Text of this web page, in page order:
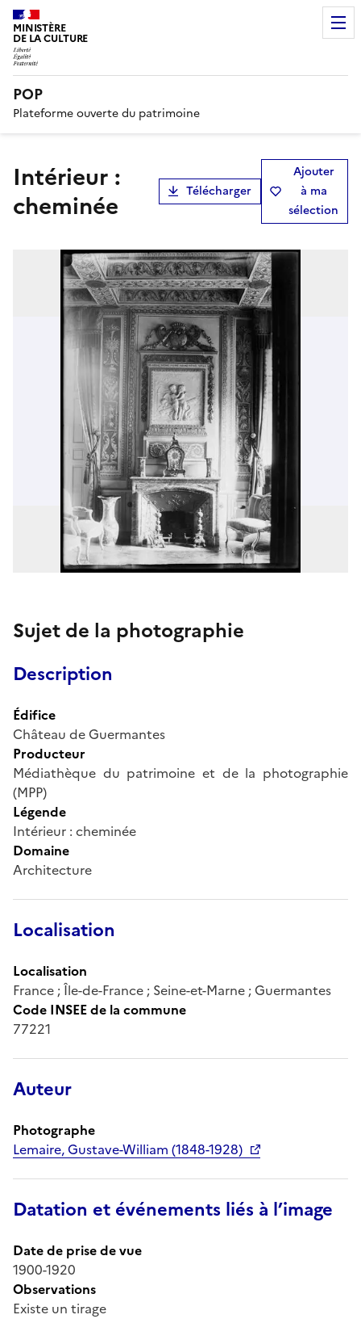
MINISTÈRE
DE LA CULTURE
POP
Plateforme ouverte du patrimoine
Intérieur :
cheminée
Télécharger
Ajouter
à ma
sélection
Sujet de la photographie
Description
Édifice
Château de Guermantes
Producteur
Médiathèque du patrimoine et de la photographie
(MPP)
Légende
Intérieur : cheminée
Domaine
Architecture
Localisation
Localisation
France ; Île-de-France ; Seine-et-Marne ; Guermantes
Code INSEE de la commune
77221
Auteur
Photographe
Lemaire, Gustave-William (1848-1928)
Datation et événements liés à l’image
Date de prise de vue
1900-1920
Observations
Existe un tirage